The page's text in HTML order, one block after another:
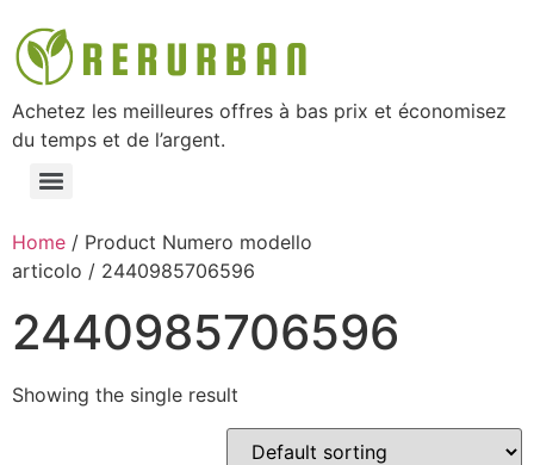
Achetez les meilleures offres à bas prix et économisez
du temps et de l’argent.
Home / Product Numero modello
articolo / ‎2440985706596
‎2440985706596
Showing the single result